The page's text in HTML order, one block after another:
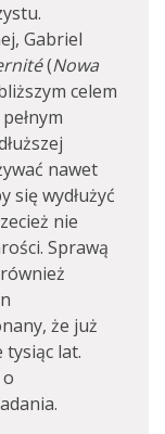
Gabriel
(Nowa
celem
nawet
się wydłużyć
nie
Sprawą
że już
tysiąc lat.